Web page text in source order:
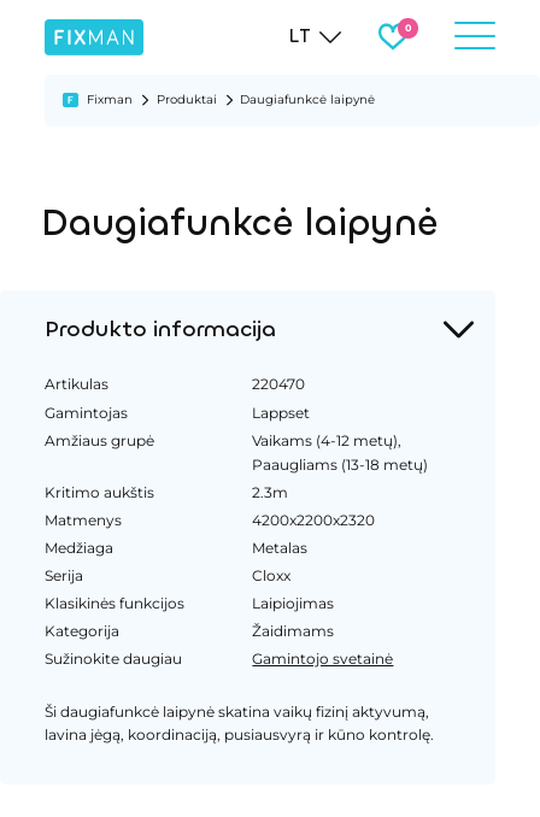
LT
Fixman Produktai Daugiafunkcė laipynė
Daugiafunkcė laipynė
Produkto informacija
Artikulas
220470
Gamintojas
Lappset
Amžiaus grupė
Vaikams (4-12 metų),
Paaugliams (13-18 metų)
Kritimo aukštis
2.3m
Matmenys
4200x2200x2320
Medžiaga
Metalas
Serija
Cloxx
Klasikinės funkcijos
Laipiojimas
Kategorija
Žaidimams
Sužinokite daugiau
Gamintojo svetainė
Ši daugiafunkcė laipynė skatina vaikų fizinį aktyvumą,
lavina jėgą, koordinaciją, pusiausvyrą ir kūno kontrolę.